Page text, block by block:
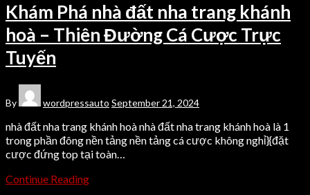
Khám Phá nhà đất nha trang khánh
hoà – Thiên Đường Cá Cược Trực
Tuyến
By wordpressauto September 21, 2024
nhà đất nha trang khánh hoà nhà đất nha trang khánh hoà là 1
trong phần đông nền tảng nền tảng cá cược không nghỉ}{đặt
cược đứng top tại toàn…
Continue Reading